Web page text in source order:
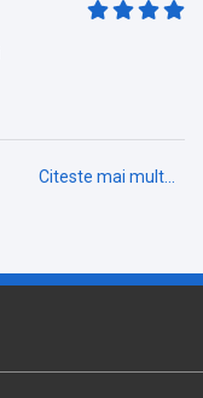
Citeste mai mult...